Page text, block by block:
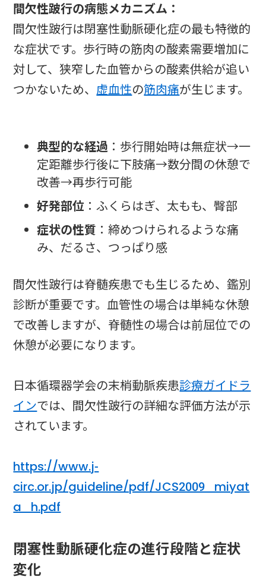
間欠性跛行の病態メカニズム：
間欠性跛行は閉塞性動脈硬化症の最も特徴的
な症状です。歩行時の筋肉の酸素需要増加に
対して、狭窄した血管からの酸素供給が追い
つかないため、虚血性の筋肉痛が生じます。
典型的な経過 ：歩行開始時は無症状→一
定距離歩行後に下肢痛→数分間の休憩で
改善→再歩行可能
好発部位 ：ふくらはぎ、太もも、臀部
症状の性質 ：締めつけられるような痛
み、だるさ、つっぱり感
間欠性跛行は脊髄疾患でも生じるため、鑑別
診断が重要です。血管性の場合は単純な休憩
で改善しますが、脊髄性の場合は前屈位での
休憩が必要になります。
日本循環器学会の末梢動脈疾患診療ガイドラ
インでは、間欠性跛行の詳細な評価方法が示
されています。
https://www.j-
circ.or.jp/guideline/pdf/JCS2009_miyat
a_h.pdf
閉塞性動脈硬化症の進行段階と症状
変化